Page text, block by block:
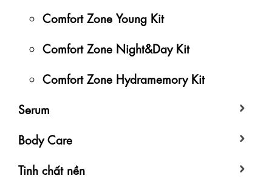
Comfort Zone Young Kit
Comfort Zone Night&Day Kit
Comfort Zone Hydramemory Kit
Serum
Body Care
Tinh chất nền